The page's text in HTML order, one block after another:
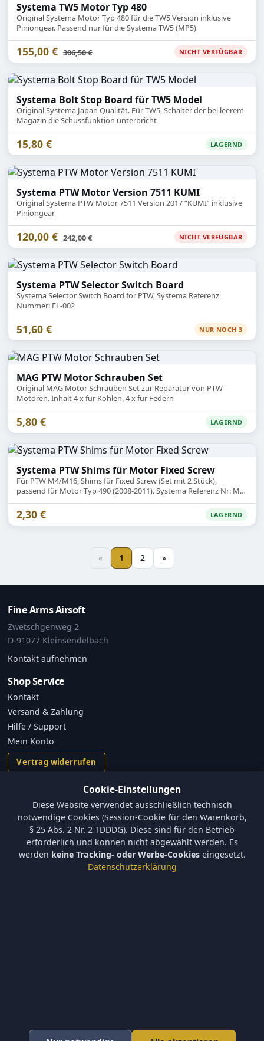
Systema TW5 Motor Typ 480
Original Systema Motor Typ 480 für die TW5 Version inklusive
Piniongear. Passend nur für die Systema TW5 (MP5)
155,00 € Statt
306,50 € NICHT VERFÜGBAR
Systema Bolt Stop Board für TW5 Model
Original Systema Japan Qualität. Für TW5, Schalter der bei leerem
Magazin die Schussfunktion unterbricht
15,80 € LAGERND
Systema PTW Motor Version 7511 KUMI
Original Systema PTW Motor 7511 Version 2017 “KUMI” inklusive
Piniongear
120,00 € Statt
242,00 € NICHT VERFÜGBAR
Systema PTW Selector Switch Board
Systema Selector Switch Board for PTW, Systema Referenz
Nummer: EL-002
51,60 € NUR NOCH 3
MAG PTW Motor Schrauben Set
Original MAG Motor Schrauben Set zur Reparatur von PTW
Motoren. Inhalt 4 x für Kohlen, 4 x für Federn
5,80 € LAGERND
Systema PTW Shims für Motor Fixed Screw
Für PTW M4/M16, Shims für Fixed Screw (Set mit 2 Stück),
passend für Motor Typ 490 (2008-2011). Systema Referenz Nr: MT-
009
2,30 € LAGERND
« 1 2 »
Fine Arms Airsoft
Zwetschgenweg 2
D-91077 Kleinsendelbach
Kontakt aufnehmen
Shop Service
Kontakt
Versand & Zahlung
Hilfe / Support
Mein Konto
Vertrag widerrufen
Versand und Zahlungsbedingungen
Batterieverordnung & Sicherheitshinweise
Datenschutz
* Alle Preise inkl. gesetzl. Mehrwertsteuer zzgl.Versandkosten
Cookie-Einstellungen
Diese Website verwendet ausschließlich technisch
notwendige Cookies (Session-Cookie für den Warenkorb,
§ 25 Abs. 2 Nr. 2 TDDDG). Diese sind für den Betrieb
erforderlich und können nicht abgewählt werden. Es
werden keine Tracking- oder Werbe-Cookieseingesetzt.
Datenschutzerklärung